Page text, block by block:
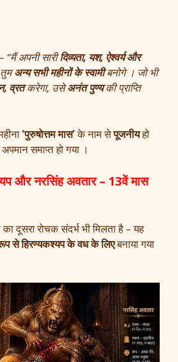
“मैं अपनी सारीदिव्यता, यश, ऐश्वर्य और
अन्य सभी महीनों के स्वामीबनोगे । जो भी
व्रतकरेगा, उसेअनंत पुण्यकी प्राप्ति
‘पुरुषोत्तम मास’के नाम सेपूजनीयहो
समाप्त हो गया ।
और नरसिंह अवतार – 13वें मास
दूसरा रोचक संदर्भ भी मिलता है – यह
से हिरण्यकश्यप के वध के लिएबनाया गया